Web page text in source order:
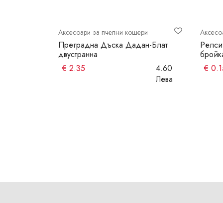
Аксесоари за пчелни кошери
Преградна Дъска Дадан-Блат
двустранна
€ 2.35
4.60
Лева
€